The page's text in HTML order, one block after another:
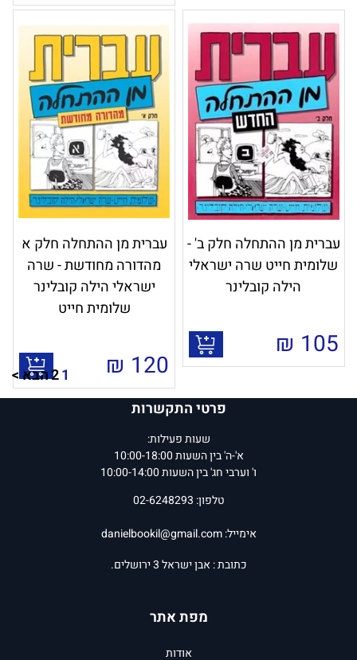
עברית מן ההתחלה חלק ב' -
שלומית חייט שרה ישראלי
הילה קובלינר
105
₪
עברית מן ההתחלה חלק א
מהדורה מחודשת - שרה
ישראלי הילה קובלינר
שלומית חייט
120
₪
1
2הבא >
פרטי התקשרות
שעות פעילות:
א'-ה' בין השעות 10:00-18:00
ו' וערבי חג' בין השעות 10:00-14:00
טלפון: 02-6248293
אימייל:danielbookil@gmail.com
כתובת : אבן ישראל 3 ירושלים.
מפת אתר
אודות